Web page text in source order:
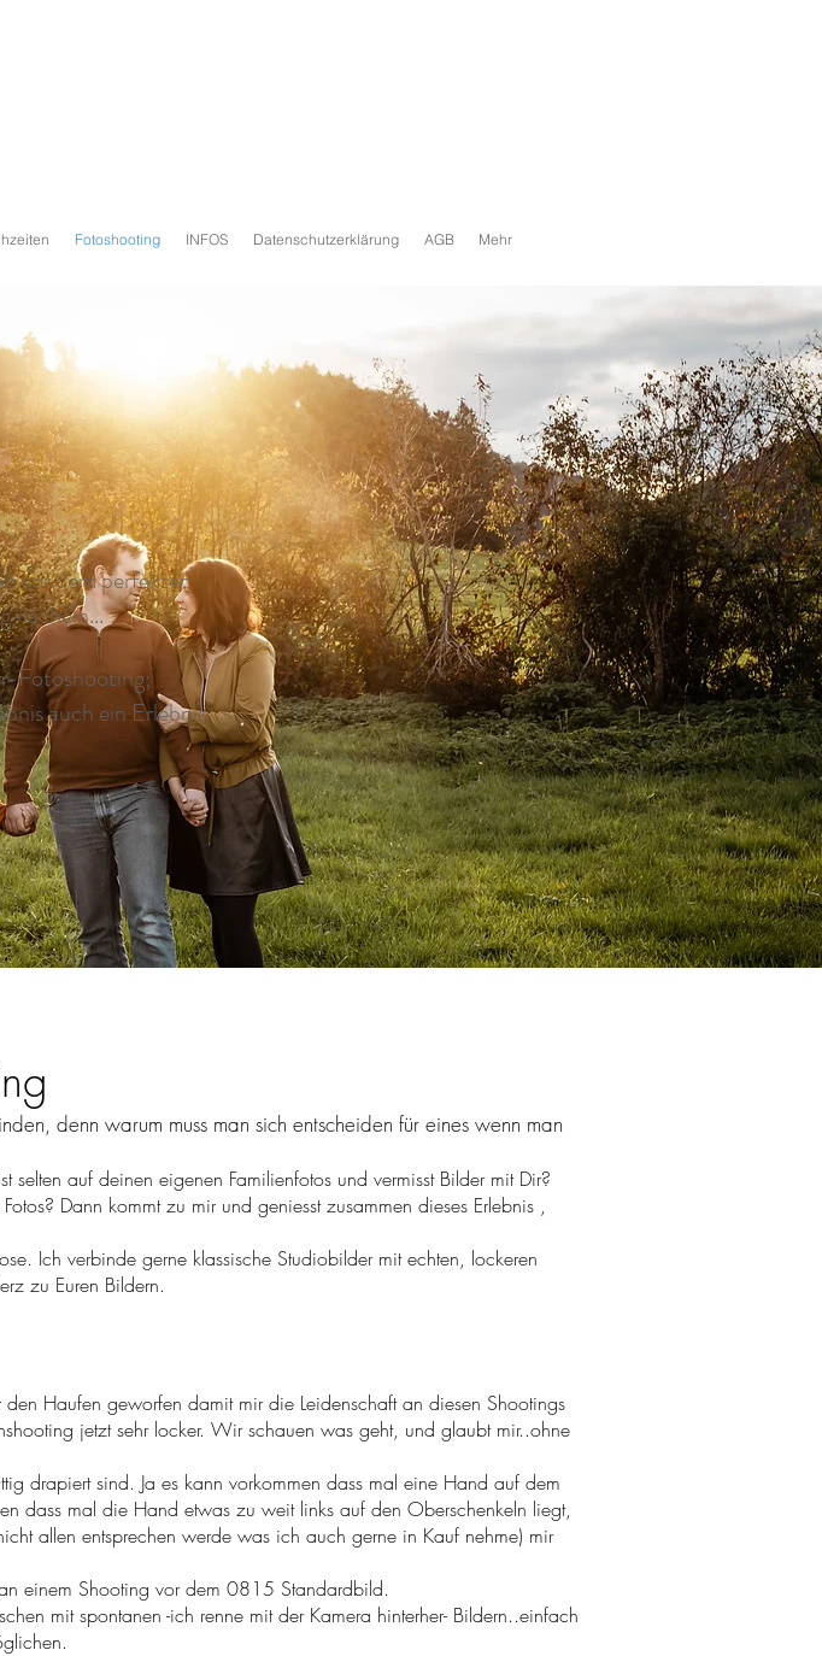
Fotoshooting INFOS Datenschutzerklärung AGB Mehr
vor dem perfekten
lächeln...
Fotoshooting;
auch ein Erlebnis
denn warum muss man sich entscheiden für eines wenn man
auf deinen eigenen Familienfotos und vermisst Bilder mit Dir?
Dann kommt zu mir und geniesst zusammen dieses Erlebnis ,
Ich verbinde gerne klassische Studiobilder mit echten, lockeren
zu Euren Bildern.
Haufen geworfen damit mir die Leidenschaft an diesen Shootings
jetzt sehr locker. Wir schauen was geht, und glaubt mir..ohne
drapiert sind. Ja es kann vorkommen dass mal eine Hand auf dem
dass mal die Hand etwas zu weit links auf den Oberschenkeln liegt,
allen entsprechen werde was ich auch gerne in Kauf nehme) mir
einem Shooting vor dem 0815 Standardbild.
mit spontanen -ich renne mit der Kamera hinterher- Bildern..einfach